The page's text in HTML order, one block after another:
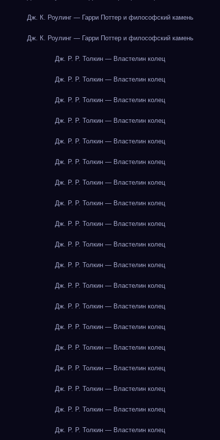
Дж. К. Роулинг — Гарри Поттер и философский камень
Дж. К. Роулинг — Гарри Поттер и философский камень
Дж. Р. Р. Толкин — Властелин колец
Дж. Р. Р. Толкин — Властелин колец
Дж. Р. Р. Толкин — Властелин колец
Дж. Р. Р. Толкин — Властелин колец
Дж. Р. Р. Толкин — Властелин колец
Дж. Р. Р. Толкин — Властелин колец
Дж. Р. Р. Толкин — Властелин колец
Дж. Р. Р. Толкин — Властелин колец
Дж. Р. Р. Толкин — Властелин колец
Дж. Р. Р. Толкин — Властелин колец
Дж. Р. Р. Толкин — Властелин колец
Дж. Р. Р. Толкин — Властелин колец
Дж. Р. Р. Толкин — Властелин колец
Дж. Р. Р. Толкин — Властелин колец
Дж. Р. Р. Толкин — Властелин колец
Дж. Р. Р. Толкин — Властелин колец
Дж. Р. Р. Толкин — Властелин колец
Дж. Р. Р. Толкин — Властелин колец
Дж. Р. Р. Толкин — Властелин колец